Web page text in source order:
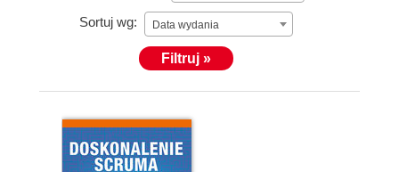
Sortuj wg: Data wydania
Filtruj »